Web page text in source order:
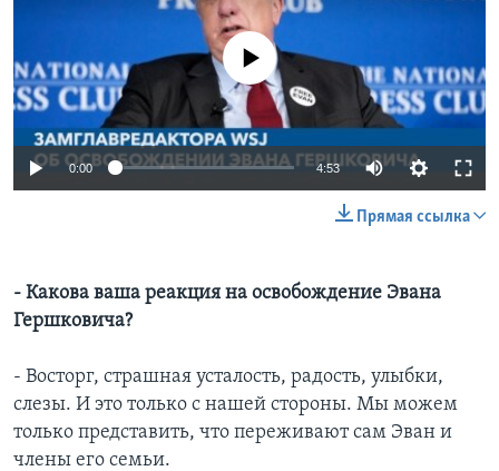
No media source currently available
0:00 4:53
Прямая ссылка
- Какова ваша реакция на освобождение Эвана
Гершковича?
- Восторг, страшная усталость, радость, улыбки,
слезы. И это только с нашей стороны. Мы можем
только представить, что переживают сам Эван и
члены его семьи.